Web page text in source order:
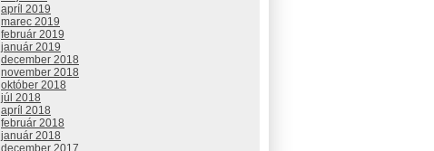
apríl 2019
marec 2019
február 2019
január 2019
december 2018
november 2018
október 2018
júl 2018
apríl 2018
február 2018
január 2018
december 2017